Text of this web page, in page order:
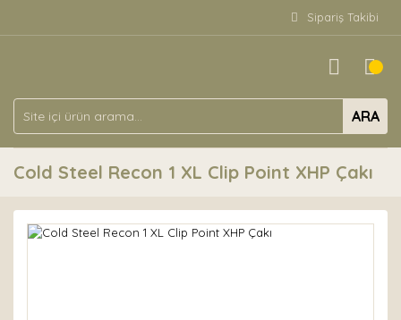
Sipariş Takibi
ARA
Cold Steel Recon 1 XL Clip Point XHP Çakı